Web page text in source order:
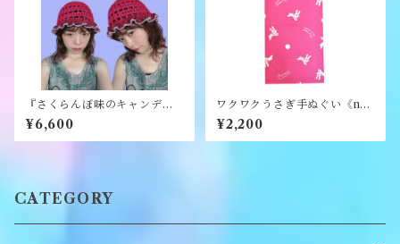
『さくらんぼ味のキャンディ
ハット』《merry yarn》
¥6,600
ワクワクうさぎ手ぬぐい《na
mo.》
¥2,200
CATEGORY